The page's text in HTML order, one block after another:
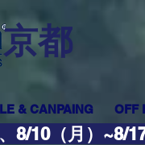
​京都
& CANPAING OFF
8/10（月）~8/